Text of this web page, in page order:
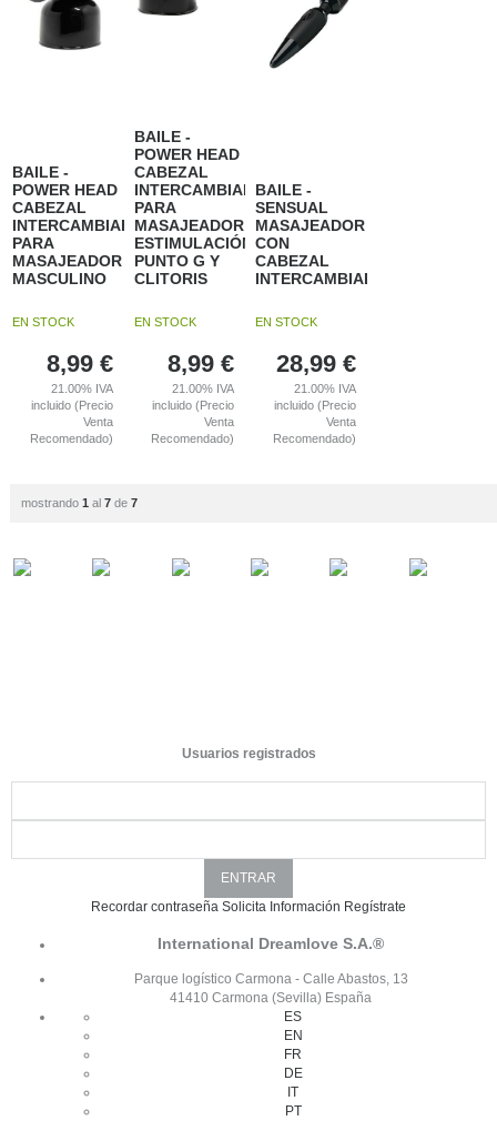
BAILE -
POWER HEAD
CABEZAL
INTERCAMBIABLE
PARA
MASAJEADOR
MASCULINO
EN STOCK
8,99 €
21.00% IVA
incluido (Precio
Venta
Recomendado)
BAILE -
POWER HEAD
CABEZAL
INTERCAMBIALE
PARA
MASAJEADOR
ESTIMULACIÓN
PUNTO G Y
CLITORIS
EN STOCK
8,99 €
21.00% IVA
incluido (Precio
Venta
Recomendado)
BAILE -
SENSUAL
MASAJEADOR
CON
CABEZAL
INTERCAMBIABLE
EN STOCK
28,99 €
21.00% IVA
incluido (Precio
Venta
Recomendado)
mostrando 1 al 7de 7
Usuarios registrados
Recordar contraseña Solicita Información Regístrate
International Dreamlove S.A.®
Parque logístico Carmona - Calle Abastos, 13
41410 Carmona (Sevilla) España
ES
EN
FR
DE
IT
PT